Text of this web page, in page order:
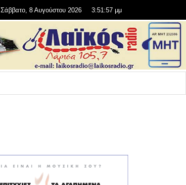
Σάββατο, 8 Αυγούστου 2026 3:51:57 μμ